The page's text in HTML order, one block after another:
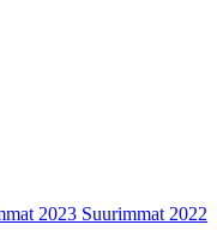
2023 Suurimmat 2022